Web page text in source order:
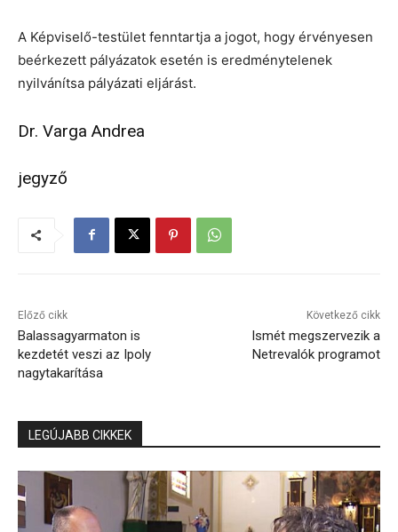
A Képviselő-testület fenntartja a jogot, hogy érvényesen
beérkezett pályázatok esetén is eredménytelenek
nyilvánítsa pályázati eljárást.
Dr. Varga Andrea
jegyző
Előző cikk
Balassagyarmaton is
kezdetét veszi az Ipoly
nagytakarítása
Következő cikk
Ismét megszervezik a
Netrevalók programot
LEGÚJABB CIKKEK